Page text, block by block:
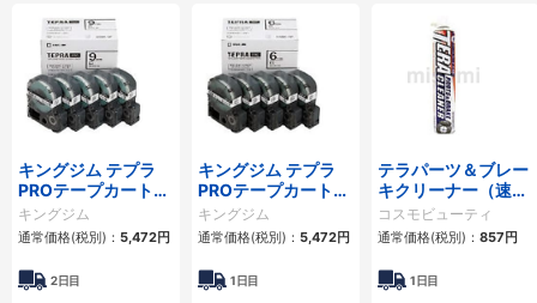
キングジム テプラ
PROテープカートリ
ッジ SS9K-5P
キングジム
通常価格(税別)： 5,472円
2日目
キングジム テプラ
PROテープカートリ
ッジ SS6K-5P
キングジム
通常価格(税別)： 5,472円
1日目
テラパーツ＆ブレー
キクリーナー（速乾
タイプ）
コスモビューティ
通常価格(税別)： 857円
1日目